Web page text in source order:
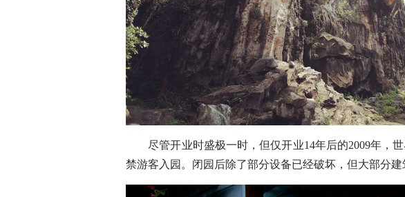
尽管开业时盛极一时，但仅开业14年后的2009年，
禁游客入园。闭园后除了部分设备已经破坏，但大部分建